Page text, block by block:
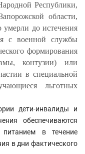
Республики,
области,
до истечения
с военной службы
формирования
контузии) или
в специальной
льготных
дети-инвалиды и
обеспечиваются
в течение
в дни фактического